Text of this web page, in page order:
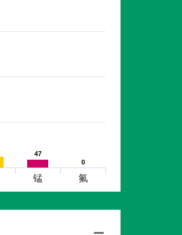
47
47
0
0
锰 氟